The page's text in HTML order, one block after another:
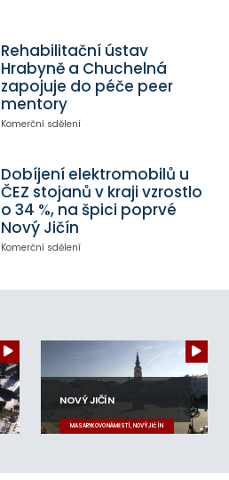
Rehabilitační ústav
Hrabyně a Chuchelná
zapojuje do péče peer
mentory
Komerční sdělení
Dobíjení elektromobilů u
ČEZ stojanů v kraji vzrostlo
o 34 %, na špici poprvé
Nový Jičín
Komerční sdělení
NOVÝ JIČÍN
MASARYKOVO NÁMĚSTÍ, NOVÝ JIČÍN